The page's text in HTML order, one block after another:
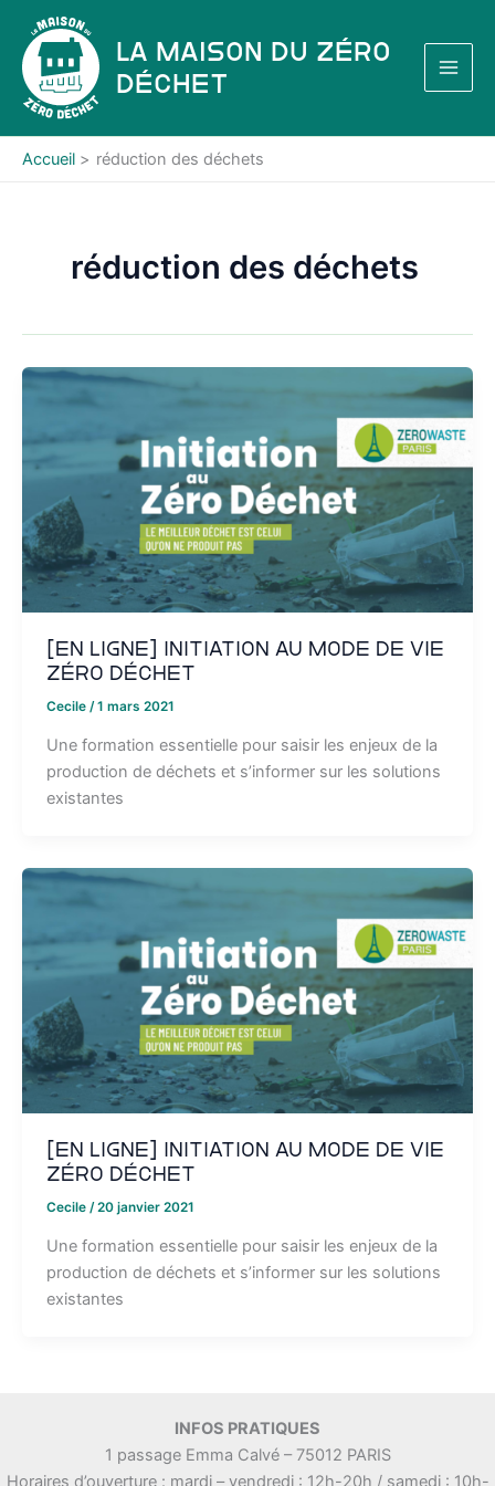
contenu
La Maison du Zéro
Déchet
Accueil réduction des déchets
réduction des déchets
[EN LIGNE] Initiation au mode de vie
zéro déchet
Cecile /1 mars 2021
Une formation essentielle pour saisir les enjeux de la
production de déchets et s’informer sur les solutions
existantes
[EN LIGNE] Initiation au mode de vie
zéro déchet
Cecile /20 janvier 2021
Une formation essentielle pour saisir les enjeux de la
production de déchets et s’informer sur les solutions
existantes
INFOS PRATIQUES
1 passage Emma Calvé – 75012 PARIS
Horaires d’ouverture : mardi – vendredi : 12h-20h / samedi : 10h-